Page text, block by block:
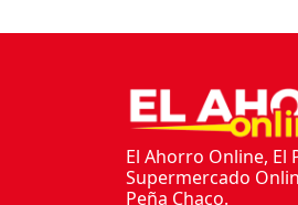
El Ahorro Online, El
Supermercado
Peña Chaco.